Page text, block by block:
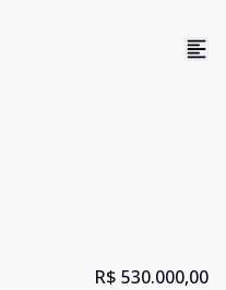
R$ 530.000,00